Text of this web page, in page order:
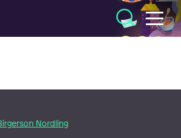
Nordling